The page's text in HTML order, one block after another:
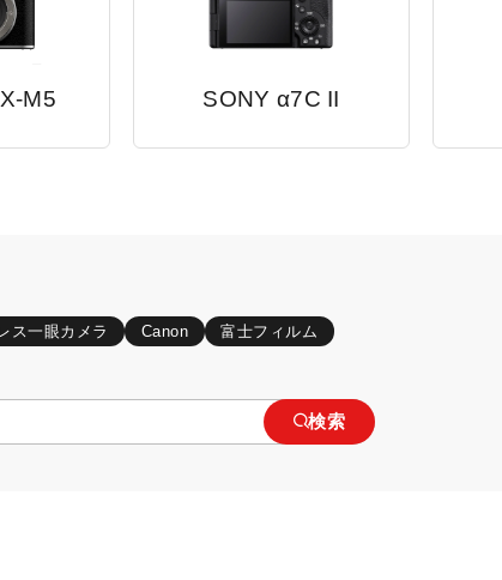
M5 SONY α7C II
ス一眼カメラ Canon
富士フィルム
検索